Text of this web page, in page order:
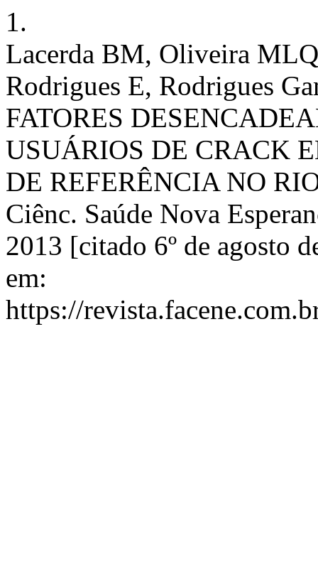
1.
Lacerda BM, Oliveira
Rodrigues E, Rodrigues
FATORES
USUÁRIOS DE CRACK
DE REFERÊNCIA NO
Ciênc. Saúde Nova
2013 [citado 6º de agosto
em:
https://